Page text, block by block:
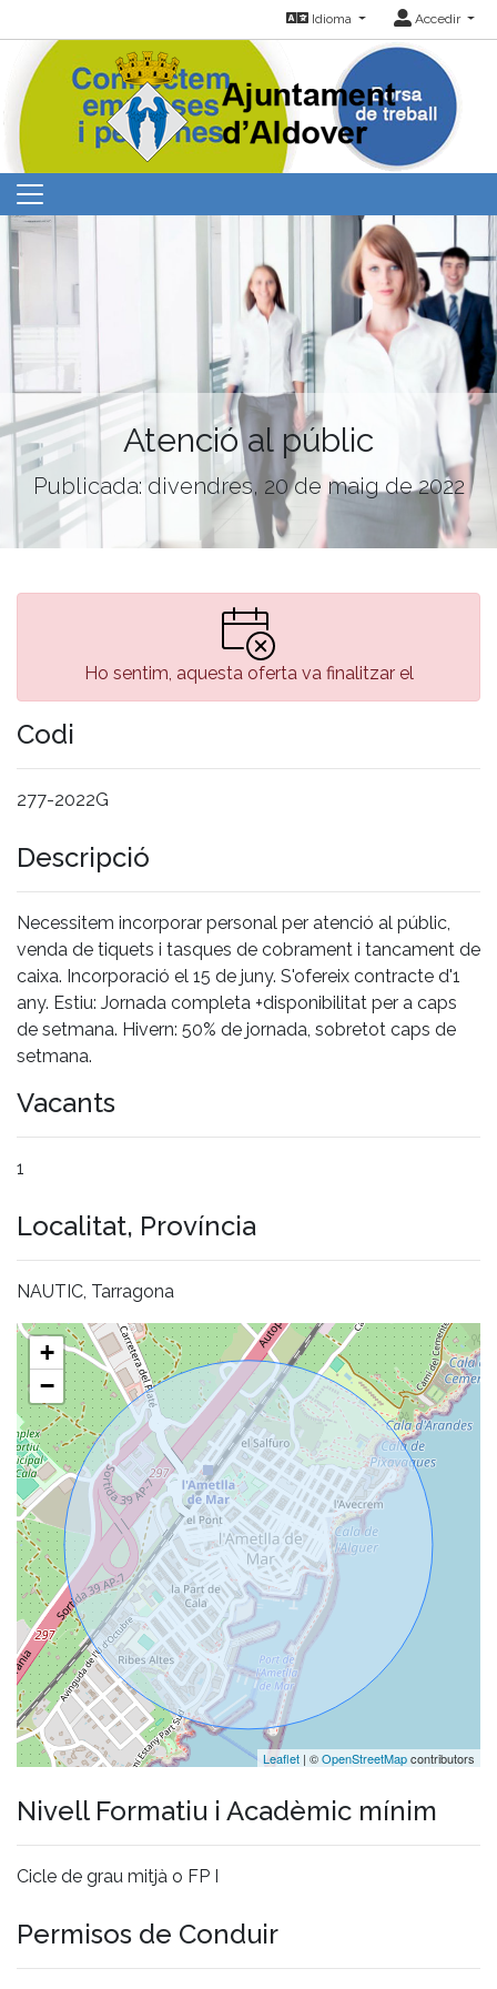
Idioma Accedir
Atenció al públic
Publicada: divendres, 20 de maig de 2022
Ho sentim, aquesta oferta va finalitzar el
Codi
277-2022G
Descripció
Necessitem incorporar personal per atenció al públic,
venda de tiquets i tasques de cobrament i tancament de
caixa. Incorporació el 15 de juny. S'ofereix contracte d'1
any. Estiu: Jornada completa +disponibilitat per a caps
de setmana. Hivern: 50% de jornada, sobretot caps de
setmana.
Vacants
1
Localitat, Província
NAUTIC, Tarragona
+
−
Leaflet | ©OpenStreetMapcontributors
Nivell Formatiu i Acadèmic mínim
Cicle de grau mitjà o FP I
Permisos de Conduir